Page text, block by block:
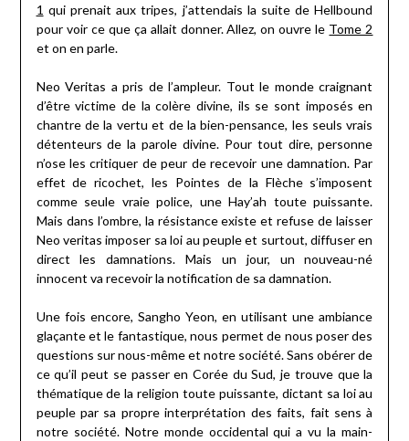
1 qui prenait aux tripes, j’attendais la suite de Hellbound
pour voir ce que ça allait donner. Allez, on ouvre le Tome 2
et on en parle.
Neo Veritas a pris de l’ampleur. Tout le monde craignant
d’être victime de la colère divine, ils se sont imposés en
chantre de la vertu et de la bien-pensance, les seuls vrais
détenteurs de la parole divine. Pour tout dire, personne
n’ose les critiquer de peur de recevoir une damnation. Par
effet de ricochet, les Pointes de la Flèche s’imposent
comme seule vraie police, une Hay’ah toute puissante.
Mais dans l’ombre, la résistance existe et refuse de laisser
Neo veritas imposer sa loi au peuple et surtout, diffuser en
direct les damnations. Mais un jour, un nouveau-né
innocent va recevoir la notification de sa damnation.
Une fois encore, Sangho Yeon, en utilisant une ambiance
glaçante et le fantastique, nous permet de nous poser des
questions sur nous-même et notre société. Sans obérer de
ce qu’il peut se passer en Corée du Sud, je trouve que la
thématique de la religion toute puissante, dictant sa loi au
peuple par sa propre interprétation des faits, fait sens à
notre société. Notre monde occidental qui a vu la main-